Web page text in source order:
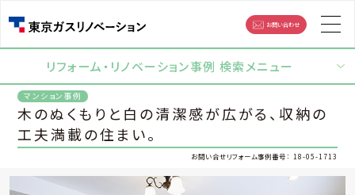
お問い合わせ
リフォーム・リノベーション事例 検索メニュー
木のぬくもりと白の清潔感が広がる、収納の
工夫満載の住まい。
18-05-1713